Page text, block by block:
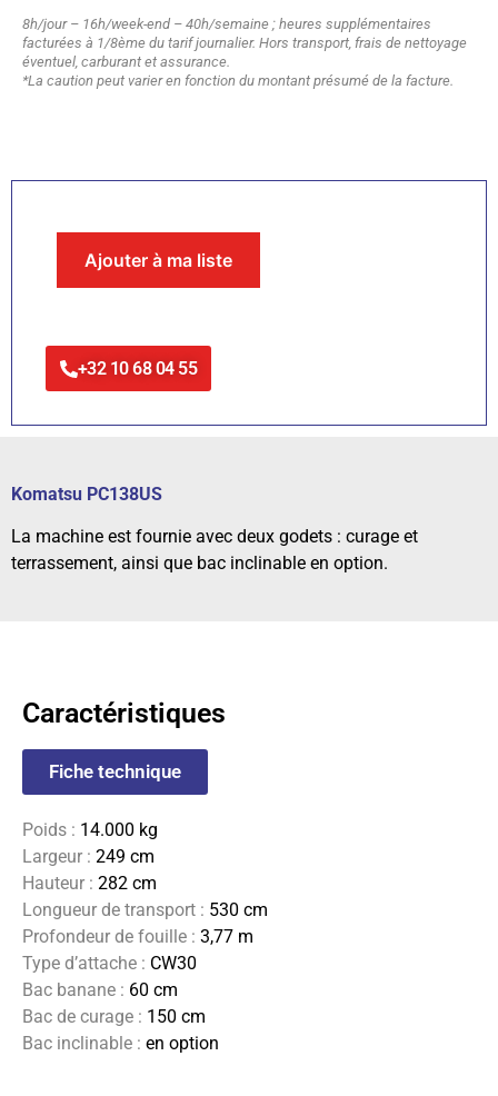
8h/jour – 16h/week-end – 40h/semaine ; heures supplémentaires
facturées à 1/8ème du tarif journalier. Hors transport, frais de nettoyage
éventuel, carburant et assurance.
*La caution peut varier en fonction du montant présumé de la facture.
Ajouter à ma liste
+32 10 68 04 55
Komatsu PC138US
La machine est fournie avec deux godets : curage et
terrassement, ainsi que bac inclinable en option.
Caractéristiques
Fiche technique
Poids : 14.000 kg
Largeur : 249 cm
Hauteur : 282 cm
Longueur de transport : 530 cm
Profondeur de fouille : 3,77 m
Type d’attache : CW30
Bac banane : 60 cm
Bac de curage : 150 cm
Bac inclinable : en option